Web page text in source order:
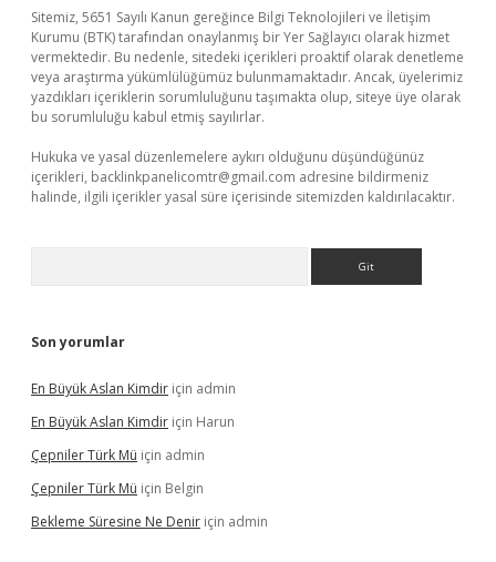
Sitemiz, 5651 Sayılı Kanun gereğince Bilgi Teknolojileri ve İletişim
Kurumu (BTK) tarafından onaylanmış bir Yer Sağlayıcı olarak hizmet
vermektedir. Bu nedenle, sitedeki içerikleri proaktif olarak denetleme
veya araştırma yükümlülüğümüz bulunmamaktadır. Ancak, üyelerimiz
yazdıkları içeriklerin sorumluluğunu taşımakta olup, siteye üye olarak
bu sorumluluğu kabul etmiş sayılırlar.
Hukuka ve yasal düzenlemelere aykırı olduğunu düşündüğünüz
içerikleri, backlinkpanelicomtr@gmail.com adresine bildirmeniz
halinde, ilgili içerikler yasal süre içerisinde sitemizden kaldırılacaktır.
Son yorumlar
En Büyük Aslan Kimdir için admin
En Büyük Aslan Kimdir için Harun
Çepniler Türk Mü için admin
Çepniler Türk Mü için Belgin
Bekleme Süresine Ne Denir için admin